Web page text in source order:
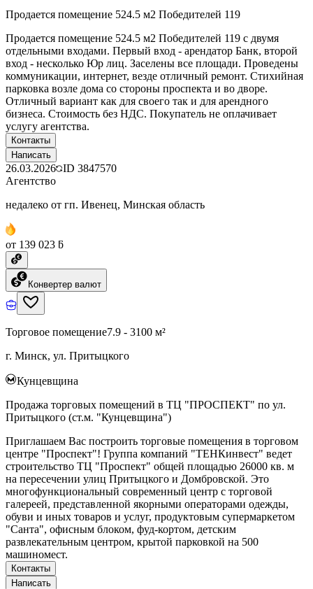
Продается помещение 524.5 м2 Победителей 119
Продается помещение 524.5 м2 Победителей 119 с двумя
отдельными входами. Первый вход - арендатор Банк, второй
вход - несколько Юр лиц. Заселены все площади. Проведены
коммуникации, интернет, везде отличный ремонт. Стихийная
парковка возле дома со стороны проспекта и во дворе.
Отличный вариант как для своего так и для арендного
бизнеса. Стоимость без НДС. Покупатель не оплачивает
услугу агентства.
Контакты
Написать
26.03.2026 ID 3847570
Агентство
недалеко от гп. Ивенец, Минская область
от 139 023 ƃ
Конвертер валют
Торговое помещение7.9 - 3100 м²
г. Минск, ул. Притыцкого
Кунцевщина
Продажа торговых помещений в ТЦ "ПРОСПЕКТ" по ул.
Притыцкого (ст.м. "Кунцевщина")
Приглашаем Вас построить торговые помещения в торговом
центре "Проспект"! Группа компаний "ТЕНКинвест" ведет
строительство ТЦ "Проспект" общей площадью 26000 кв. м
на пересечении улиц Притыцкого и Домбровской. Это
многофункциональный современный центр с торговой
галереей, представленной якорными операторами одежды,
обуви и иных товаров и услуг, продуктовым супермаркетом
"Санта", офисным блоком, фуд-кортом, детским
развлекательным центром, крытой парковкой на 500
машиномест.
Контакты
Написать